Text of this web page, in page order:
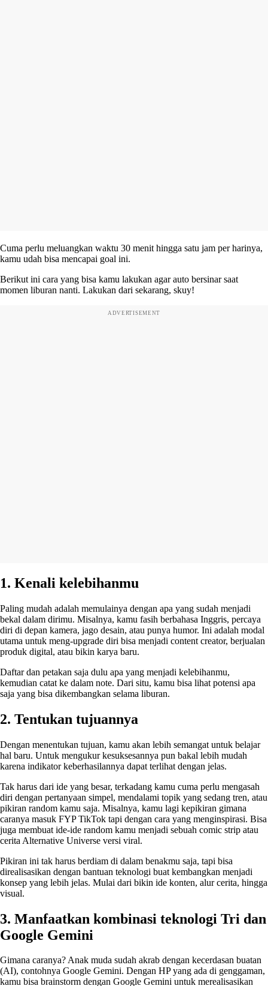
Cuma perlu meluangkan waktu 30 menit hingga satu jam per harinya,
kamu udah bisa mencapai goal ini.
Berikut ini cara yang bisa kamu lakukan agar auto bersinar saat
momen liburan nanti. Lakukan dari sekarang, skuy!
ADVERTISEMENT
1. Kenali kelebihanmu
Paling mudah adalah memulainya dengan apa yang sudah menjadi
bekal dalam dirimu. Misalnya, kamu fasih berbahasa Inggris, percaya
diri di depan kamera, jago desain, atau punya humor. Ini adalah modal
utama untuk meng-upgrade diri bisa menjadi content creator, berjualan
produk digital, atau bikin karya baru.
Daftar dan petakan saja dulu apa yang menjadi kelebihanmu,
kemudian catat ke dalam note. Dari situ, kamu bisa lihat potensi apa
saja yang bisa dikembangkan selama liburan.
2. Tentukan tujuannya
Dengan menentukan tujuan, kamu akan lebih semangat untuk belajar
hal baru. Untuk mengukur kesuksesannya pun bakal lebih mudah
karena indikator keberhasilannya dapat terlihat dengan jelas.
Tak harus dari ide yang besar, terkadang kamu cuma perlu mengasah
diri dengan pertanyaan simpel, mendalami topik yang sedang tren, atau
pikiran random kamu saja. Misalnya, kamu lagi kepikiran gimana
caranya masuk FYP TikTok tapi dengan cara yang menginspirasi. Bisa
juga membuat ide-ide random kamu menjadi sebuah comic strip atau
cerita Alternative Universe versi viral.
Pikiran ini tak harus berdiam di dalam benakmu saja, tapi bisa
direalisasikan dengan bantuan teknologi buat kembangkan menjadi
konsep yang lebih jelas. Mulai dari bikin ide konten, alur cerita, hingga
visual.
3. Manfaatkan kombinasi teknologi Tri dan
Google Gemini
Gimana caranya? Anak muda sudah akrab dengan kecerdasan buatan
(AI), contohnya Google Gemini. Dengan HP yang ada di genggaman,
kamu bisa brainstorm dengan Google Gemini untuk merealisasikan